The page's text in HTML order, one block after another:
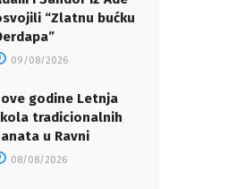
“Zlatnu bućku
09/08/2026
ove godine Letnja
tradicionalnih
u Ravni
08/08/2026